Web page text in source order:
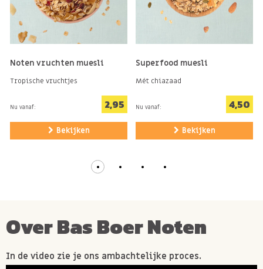
Noten vruchten muesli
Tropische vruchtjes
Nu vanaf: 2,95
Bekijken
Superfood muesli
Mét chiazaad
Nu vanaf: 4,50
Bekijken
Over Bas Boer Noten
In de video zie je ons ambachtelijke proces.